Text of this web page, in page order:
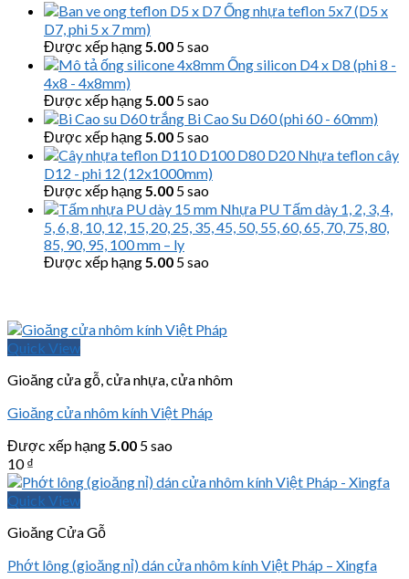
Ống nhựa teflon 5x7 (D5 x
D7, phi 5 x 7 mm)
Được xếp hạng5.00 5 sao
Ống silicon D4 x D8 (phi 8 -
4x8 - 4x8mm)
Được xếp hạng5.00 5 sao
Bi Cao Su D60 (phi 60 - 60mm)
Được xếp hạng5.00 5 sao
Nhựa teflon cây
D12 - phi 12 (12x1000mm)
Được xếp hạng5.00 5 sao
Nhựa PU Tấm dày 1, 2, 3, 4,
5, 6, 8, 10, 12, 15, 20, 25, 35, 45, 50, 55, 60, 65, 70, 75, 80,
85, 90, 95, 100 mm – ly
Được xếp hạng5.00 5 sao
Quick View
Gioăng cửa gỗ, cửa nhựa, cửa nhôm
Gioăng cửa nhôm kính Việt Pháp
Được xếp hạng5.00 5 sao
10₫
Quick View
Gioăng Cửa Gỗ
Phớt lông (gioăng nỉ) dán cửa nhôm kính Việt Pháp – Xingfa